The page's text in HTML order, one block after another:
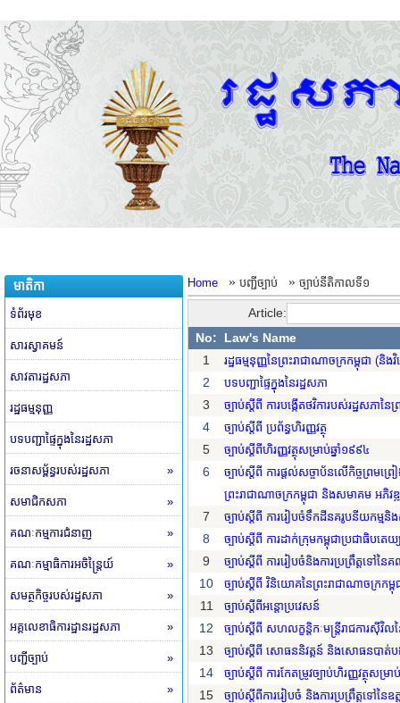
មាតិកា
ទំព័រមុខ
សារស្វាគមន៍
សាវតារដ្ឋសភា
រដ្ឋធម្មនុញ្ញ
បទបញ្ជាផ្ទៃក្នុងនៃរដ្ឋសភា
រចនាសម្ព័ន្ធរបស់រដ្ឋសភា »
សមាជិកសភា »
គណៈកម្មការជំនាញ »
គណៈកម្មាធិការអចិន្ត្រៃយ៍ »
សមត្ថកិច្ចរបស់រដ្ឋសភា »
អគ្គលេខាធិការដ្ឋានរដ្ឋសភា »
បញ្ជីច្បាប់ »
ព័ត៌មាន »
Home » បញ្ជីច្បាប់ » ច្បាប់នីតិកាលទី១
Article:
No:
Law's Name
1
រដ្ឋធម្មនុញ្ញនៃព្រះរាជាណាចក្រកម្ពុជា (
2 បទបញ្ជាផ្ទៃក្នុងនៃរដ្ឋសភា
3 ច្បាប់ស្តីពី ការបង្កើតថវិការបស់រដ្ឋសភានៃ
4 ច្បាប់ស្តីពី ប្រព័ន្ធហិរញ្ញវត្ថុ
5 ច្បាប់ស្តីពីហិរញ្ញវត្ថុសម្រាប់ឆ្នាំ១៩៩៤
6
ច្បាប់ស្តីពី ការផ្តល់សច្ចាប័នលើកិច្ចព្រមព្
ព្រះរាជាណាចក្រកម្ពុជា និងសមាគម អភិវឌ្
7 ច្បាប់ស្តីពី ការរៀបចំទឹកដីនគរូបនីយកម្
8 ច្បាប់ស្តីពី ការដាក់ក្រុមកម្ពុជាប្រជាធិបតេ
9 ច្បាប់ស្តីពី ការរៀបចំនិងការប្រព្រឹត្តទៅនៃគ
10 ច្បាប់ស្តីពី វិនិយោគនៃព្រះរាជាណាចក្រកម្ពុ
11 ច្បាប់ស្តីពីអន្តោប្រវេសន៍
12 ច្បាប់ស្តីពី សហលក្ខន្តិកៈមន្រ្តីរាជការស៊ីវិល
13 ច្បាប់ស្តីពី សោធននិវត្តន៍ និងសោធនបាត់
14 ច្បាប់ស្តីពី ការកែតម្រូវច្បាប់ហិរញ្ញវត្ថុសម្រា
15 ច្បាប់ស្តីពីការរៀបចំ និងការប្រព្រឹត្តទៅនៃឧ